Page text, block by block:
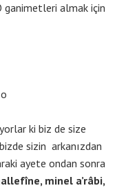
ganimetleri almak için
ki biz de size
sizin arkanızdan
ayete ondan sonra
minel a’râbi,